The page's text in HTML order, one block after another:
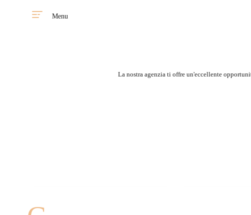
Menu
La nostra agenzia ti offre un'eccellente